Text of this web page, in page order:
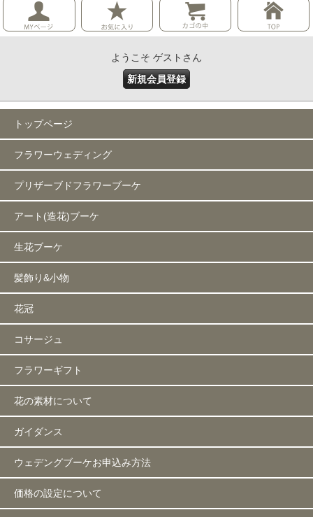
ようこそ ゲストさん
新規会員登録
トップページ
フラワーウェディング
プリザーブドフラワーブーケ
アート(造花)ブーケ
生花ブーケ
髪飾り&小物
花冠
コサージュ
フラワーギフト
花の素材について
ガイダンス
ウェデングブーケお申込み方法
価格の設定について